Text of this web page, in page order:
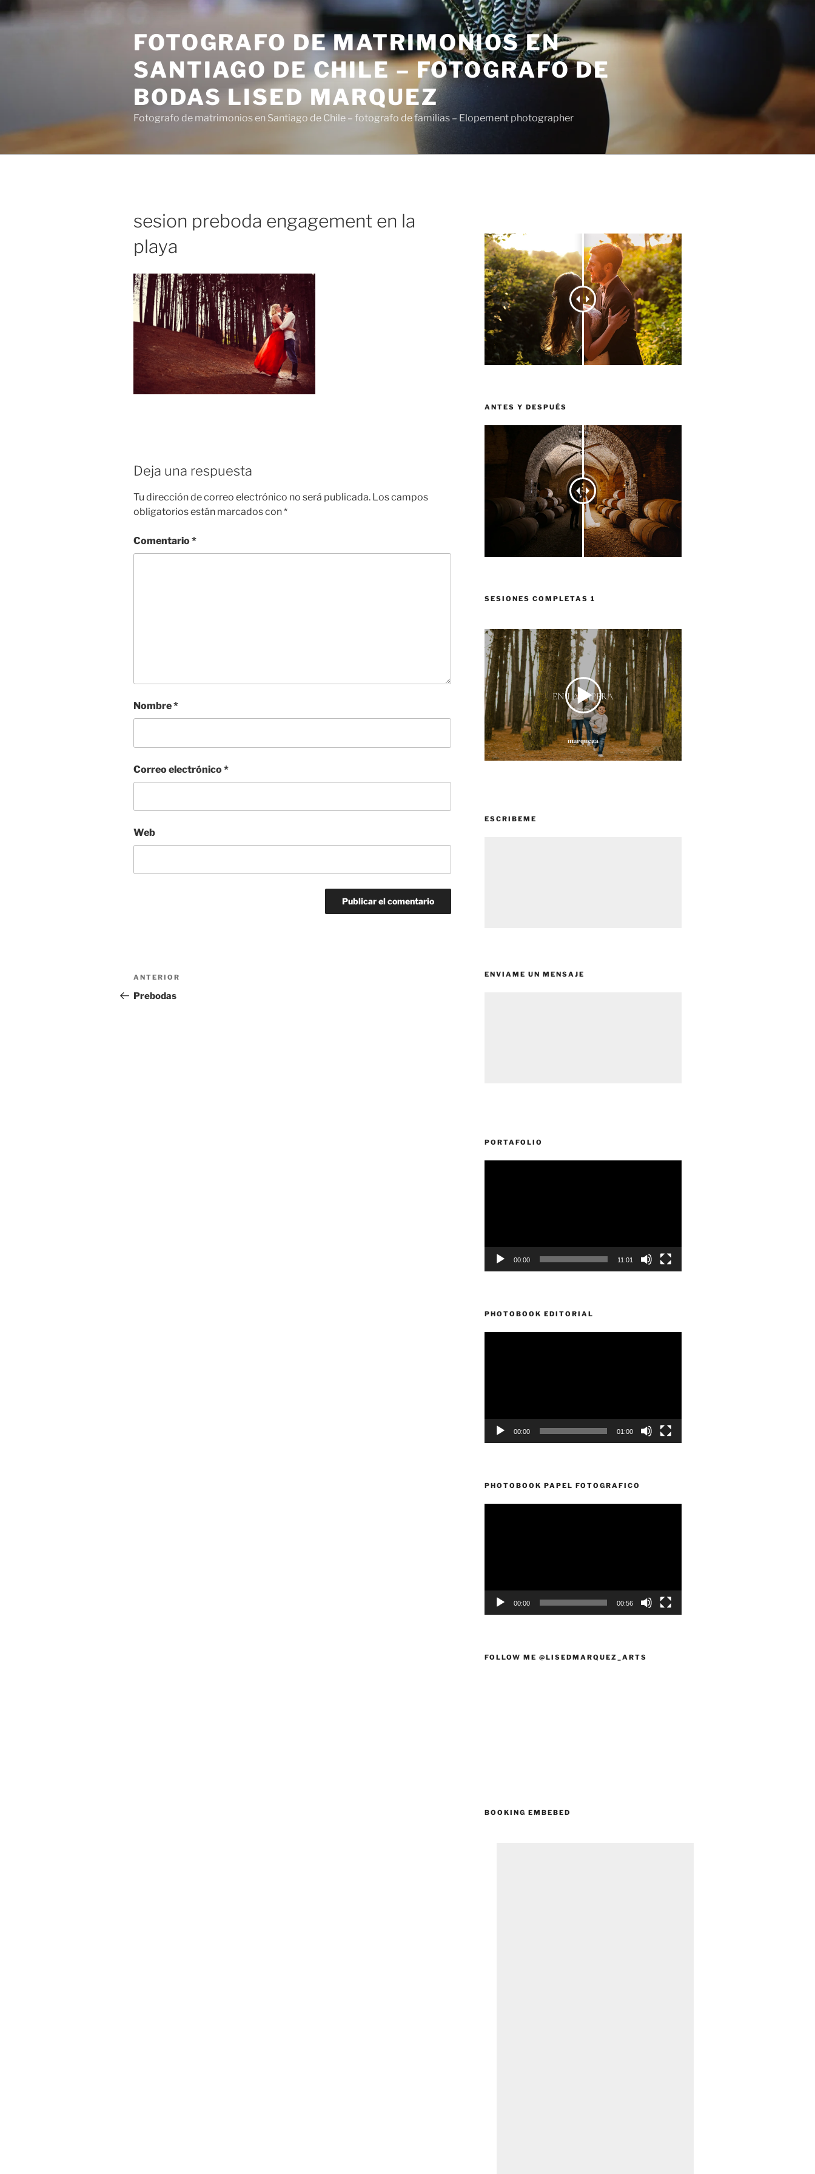
al
FOTOGRAFO DE MATRIMONIOS EN
SANTIAGO DE CHILE – FOTOGRAFO DE
BODAS LISED MARQUEZ
Fotografo de matrimonios en Santiago de Chile – fotografo de familias – Elopement photographer
sesion preboda engagement en la
playa
Deja una respuesta
Tu dirección de correo electrónico no será publicada. Los campos
obligatorios están marcados con*
Comentario*
Nombre*
Correo electrónico*
Web
Navegación
de
Entrada
anterior:
ANTERIOR
Prebodas
ANTES Y DESPUÉS
SESIONES COMPLETAS 1
ESCRIBEME
ENVIAME UN MENSAJE
PORTAFOLIO
00:00 11:01
PHOTOBOOK EDITORIAL
00:00 01:00
PHOTOBOOK PAPEL FOTOGRAFICO
00:00 00:56
FOLLOW ME @LISEDMARQUEZ_ARTS
BOOKING EMBEBED